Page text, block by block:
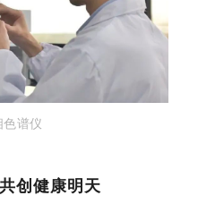
谱仪
创健康明天